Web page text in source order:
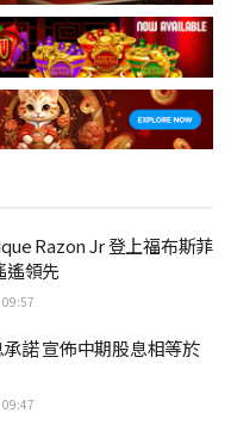
Razon Jr 登上福布斯菲
遙領先
諾 宣佈中期股息相等於